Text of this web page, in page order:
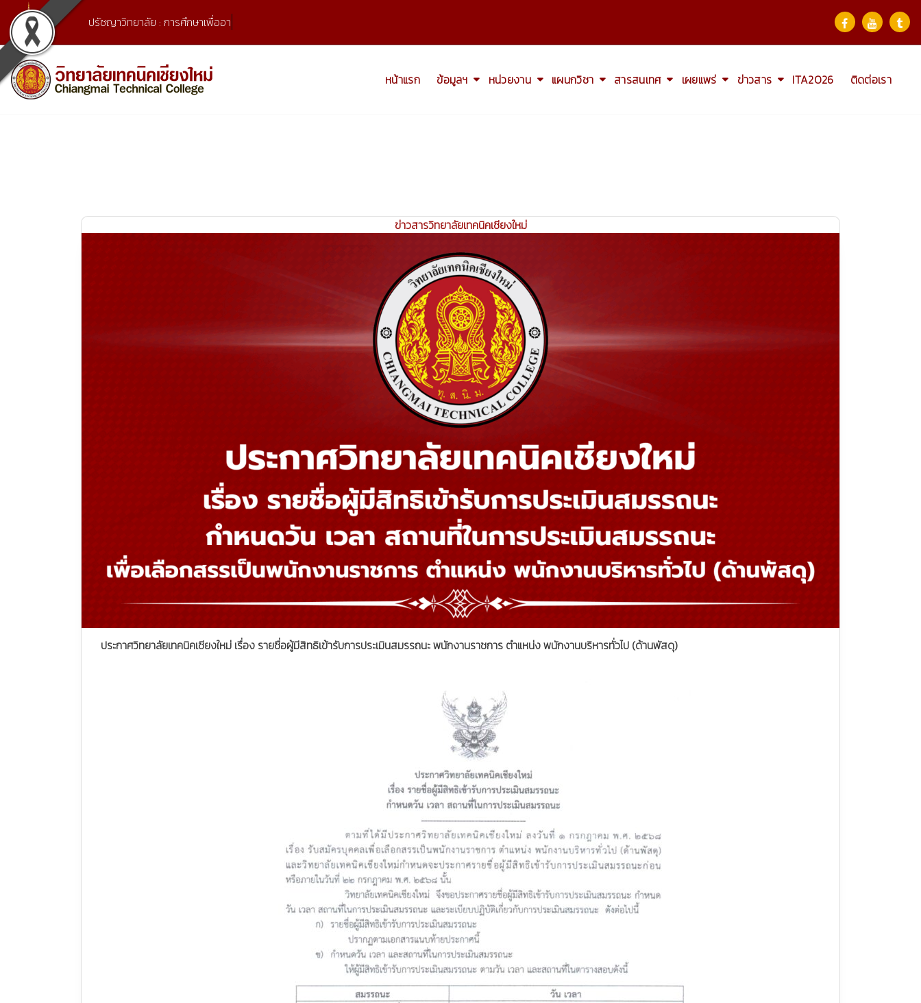
content
ปรัชญาวิทยาลัย : การศึกษาเพื่ออาชีพ และพั
หน้าแรก ข้อมูลฯ หน่วยงาน แผนกวิชา สารสนเทศ เผยแพร่ ข่าวสาร ITA2026 ติดต่อเรา
ข่าวสารวิทยาลัยเทคนิคเชียงใหม่
ประกาศวิทยาลัยเทคนิคเชียงใหม่ เรื่อง รายชื่อผู้มีสิทธิเข้ารับการประเมินสมรรถนะ พนักงานราชการ ตำแหน่ง พนักงานบริหารทั่วไป (ด้านพัสดุ)